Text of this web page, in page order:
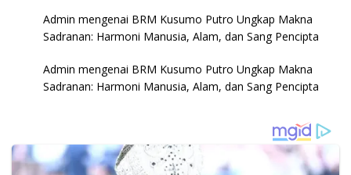
Admin mengenai BRM Kusumo Putro Ungkap Makna
Sadranan: Harmoni Manusia, Alam, dan Sang Pencipta
Admin mengenai BRM Kusumo Putro Ungkap Makna
Sadranan: Harmoni Manusia, Alam, dan Sang Pencipta